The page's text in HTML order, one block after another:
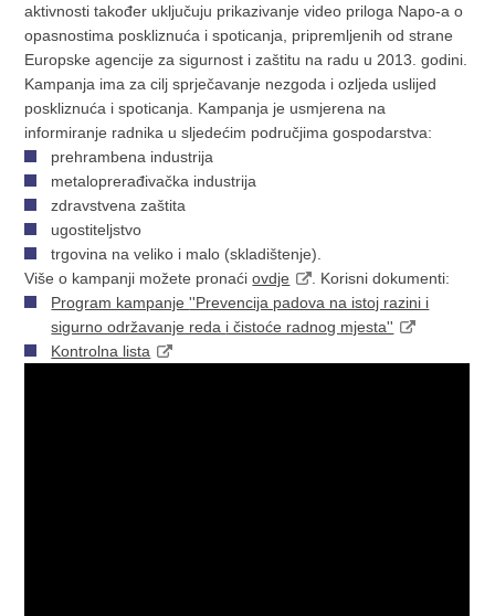
aktivnosti također uključuju prikazivanje video priloga Napo-a o
opasnostima poskliznuća i spoticanja, pripremljenih od strane
Europske agencije za sigurnost i zaštitu na radu u 2013. godini.
Kampanja ima za cilj sprječavanje nezgoda i ozljeda uslijed
poskliznuća i spoticanja. Kampanja je usmjerena na
informiranje radnika u sljedećim područjima gospodarstva:
prehrambena industrija
metaloprerađivačka industrija
zdravstvena zaštita
ugostiteljstvo
trgovina na veliko i malo (skladištenje).
Više o kampanji možete pronaćiovdje
. Korisni dokumenti:
Program kampanje''Prevencija padova na istoj razini i
sigurno održavanje reda i čistoće radnog mjesta''
Kontrolna lista